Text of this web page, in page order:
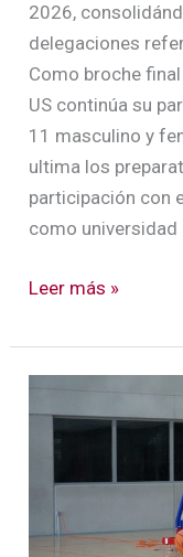
2026,
delegaciones
Como broche
US continúa su
11 masculino y
ultima los
participación con
como universidad
Leer más »
US
suma
medallas